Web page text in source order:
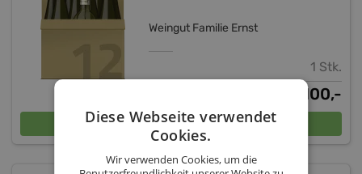
Weingut Familie Ernst
1 Stk.
100,-
In den Warenkorb
Diese Webseite verwendet
Cookies.
Wir verwenden Cookies, um die